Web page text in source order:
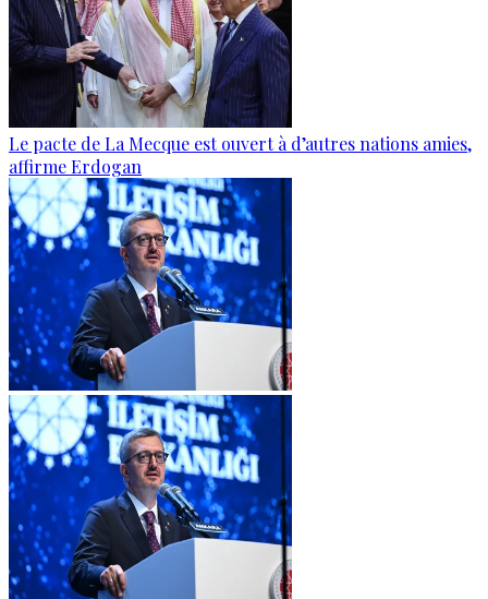
Le pacte de La Mecque est ouvert à d’autres nations amies,
affirme Erdogan